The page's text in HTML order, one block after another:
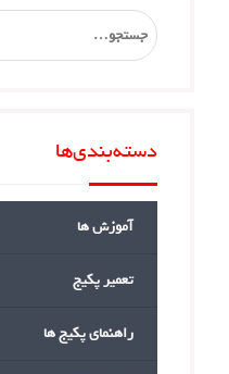
Search
for:
دسته‌بندی‌ها
آموزش ها
تعمیر پکیج
راهنمای پکیج ها